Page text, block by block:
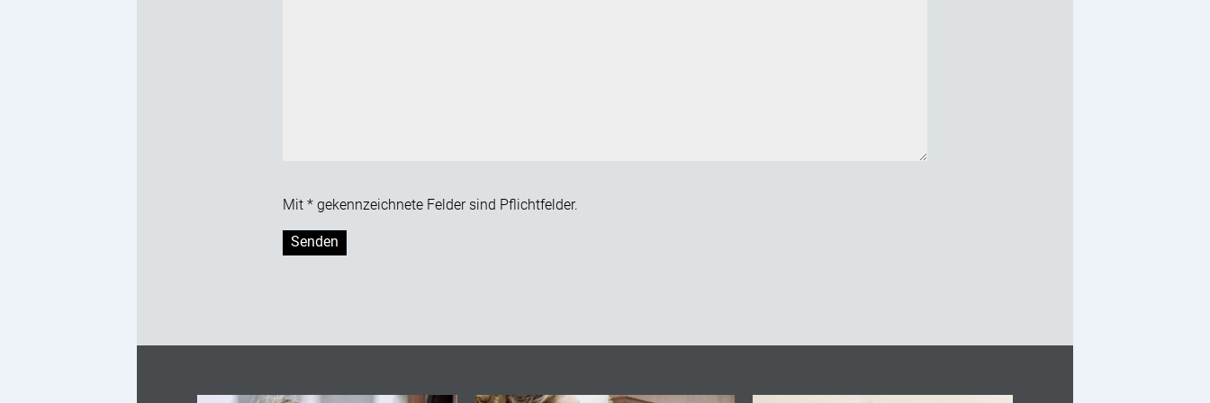
Mit * gekennzeichnete Felder sind Pflichtfelder.